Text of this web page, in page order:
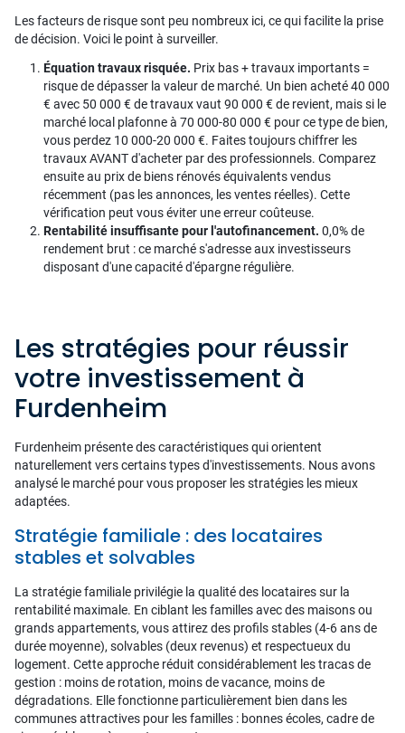
Les facteurs de risque sont peu nombreux ici, ce qui facilite la prise
de décision. Voici le point à surveiller.
Équation travaux risquée. Prix bas + travaux importants =
risque de dépasser la valeur de marché. Un bien acheté 40 000
€ avec 50 000 € de travaux vaut 90 000 € de revient, mais si le
marché local plafonne à 70 000-80 000 € pour ce type de bien,
vous perdez 10 000-20 000 €. Faites toujours chiffrer les
travaux AVANT d'acheter par des professionnels. Comparez
ensuite au prix de biens rénovés équivalents vendus
récemment (pas les annonces, les ventes réelles). Cette
vérification peut vous éviter une erreur coûteuse.
Rentabilité insuffisante pour l'autofinancement. 0,0% de
rendement brut : ce marché s'adresse aux investisseurs
disposant d'une capacité d'épargne régulière.
Les stratégies pour réussir
votre investissement à
Furdenheim
Furdenheim présente des caractéristiques qui orientent
naturellement vers certains types d'investissements. Nous avons
analysé le marché pour vous proposer les stratégies les mieux
adaptées.
Stratégie familiale : des locataires
stables et solvables
La stratégie familiale privilégie la qualité des locataires sur la
rentabilité maximale. En ciblant les familles avec des maisons ou
grands appartements, vous attirez des profils stables (4-6 ans de
durée moyenne), solvables (deux revenus) et respectueux du
logement. Cette approche réduit considérablement les tracas de
gestion : moins de rotation, moins de vacance, moins de
dégradations. Elle fonctionne particulièrement bien dans les
communes attractives pour les familles : bonnes écoles, cadre de